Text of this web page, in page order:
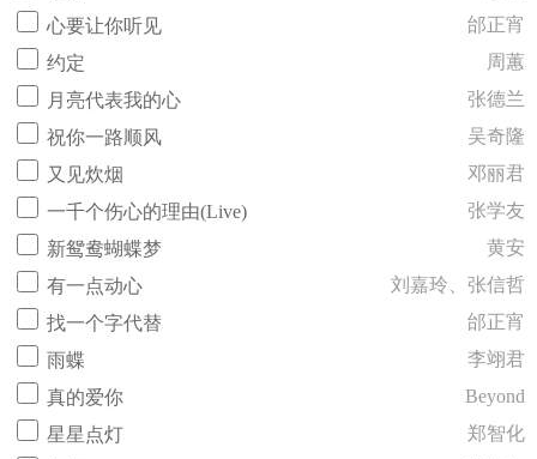
心要让你听见
邰正宵
约定
周蕙
月亮代表我的心
张德兰
祝你一路顺风
吴奇隆
又见炊烟
邓丽君
一千个伤心的理由(Live)
张学友
新鸳鸯蝴蝶梦
黄安
有一点动心
刘嘉玲、张信哲
找一个字代替
邰正宵
雨蝶
李翊君
真的爱你
Beyond
星星点灯
郑智化